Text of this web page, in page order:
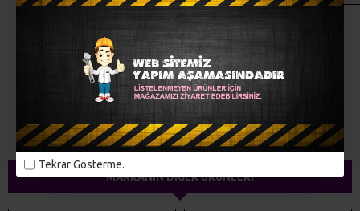
Tekrar Gösterme.
MÜŞTERI YORUMLARI
alize örgü iplikleri el örgüsü
dokuma ipliği yünteks yumak
MARKANIN DIĞER ÜRÜNLERI